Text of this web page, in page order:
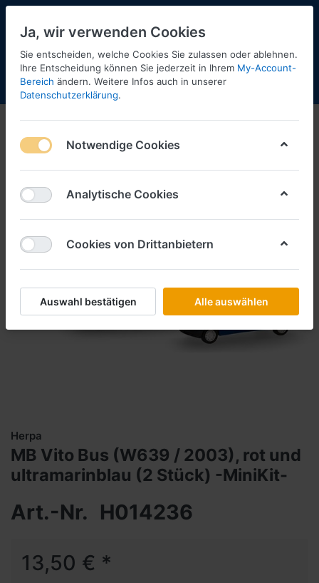
Menü Anmelden Shopaktualisierung
Herpa
MB Vito Bus (W639 / 2003), rot und
ultramarinblau (2 Stück) -MiniKit-
Art.-Nr. H014236
13,50 € *
Ja, wir verwenden Cookies
Sie entscheiden, welche Cookies Sie zulassen oder ablehnen.
Ihre Entscheidung können Sie jederzeit in Ihrem My-Account-
Bereich ändern. Weitere Infos auch in unserer
Datenschutzerklärung.
Notwendige Cookies
Analytische Cookies
Cookies von Drittanbietern
Auswahl bestätigen Alle auswählen